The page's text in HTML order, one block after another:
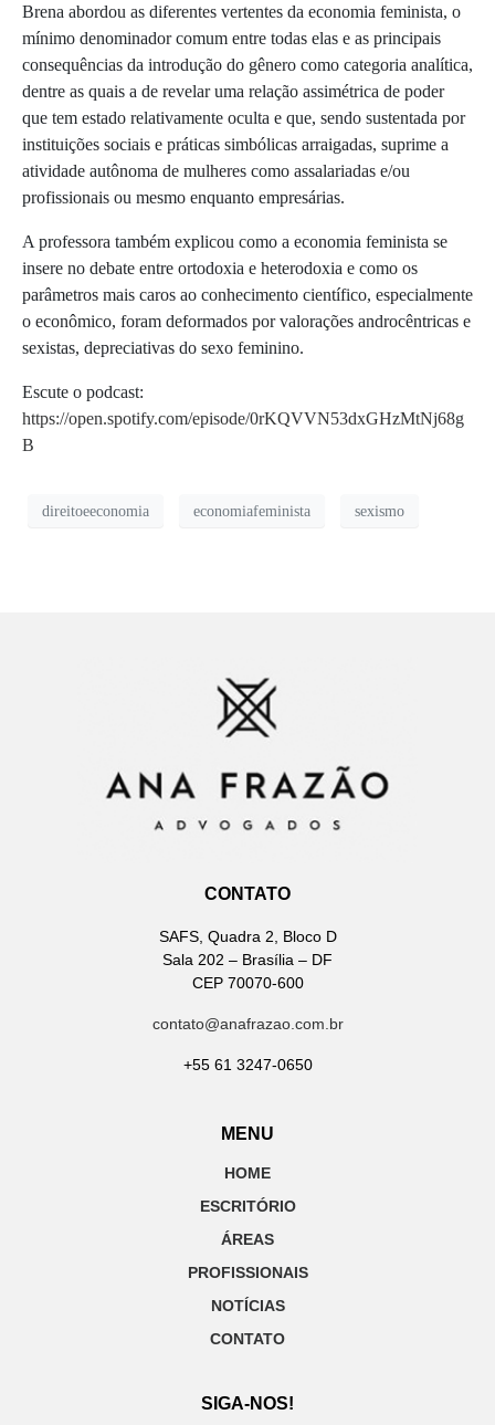
Brena abordou as diferentes vertentes da economia feminista, o
mínimo denominador comum entre todas elas e as principais
consequências da introdução do gênero como categoria analítica,
dentre as quais a de revelar uma relação assimétrica de poder
que tem estado relativamente oculta e que, sendo sustentada por
instituições sociais e práticas simbólicas arraigadas, suprime a
atividade autônoma de mulheres como assalariadas e/ou
profissionais ou mesmo enquanto empresárias.
A professora também explicou como a economia feminista se
insere no debate entre ortodoxia e heterodoxia e como os
parâmetros mais caros ao conhecimento científico, especialmente
o econômico, foram deformados por valorações androcêntricas e
sexistas, depreciativas do sexo feminino.
Escute o podcast:
https://open.spotify.com/episode/0rKQVVN53dxGHzMtNj68g
B
direitoeeconomia economiafeminista sexismo
CONTATO
SAFS, Quadra 2, Bloco D
Sala 202 – Brasília – DF
CEP 70070-600
contato@anafrazao.com.br
+55 61 3247-0650
MENU
HOME
ESCRITÓRIO
ÁREAS
PROFISSIONAIS
NOTÍCIAS
CONTATO
SIGA-NOS!